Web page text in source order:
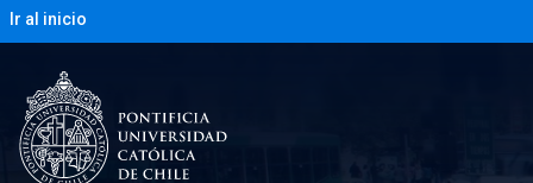
Ir al inicio